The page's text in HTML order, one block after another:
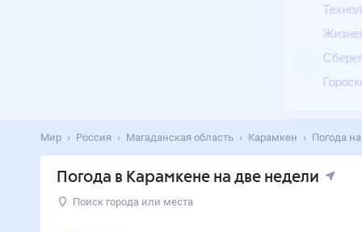
Мир Россия Магаданская область Карамкен Погода
Погода в Карамкене на две недели
Поиск города или места